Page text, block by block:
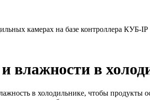
камерах на базе контроллера КУБ-IP
влажности в
в холодильнике, чтобы